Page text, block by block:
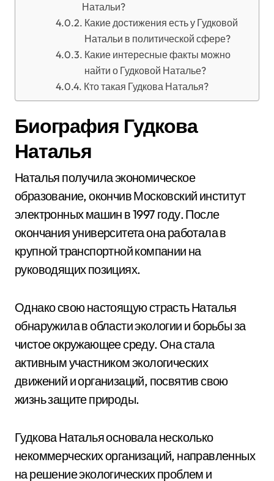
Натальи?
Какие достижения есть у Гудковой
Натальи в политической сфере?
Какие интересные факты можно
найти о Гудковой Наталье?
Кто такая Гудкова Наталья?
Биография Гудкова
Наталья
Наталья получила экономическое
образование, окончив Московский институт
электронных машин в 1997 году. После
окончания университета она работала в
крупной транспортной компании на
руководящих позициях.
Однако свою настоящую страсть Наталья
обнаружила в области экологии и борьбы за
чистое окружающее среду. Она стала
активным участником экологических
движений и организаций, посвятив свою
жизнь защите природы.
Гудкова Наталья основала несколько
некоммерческих организаций, направленных
на решение экологических проблем и